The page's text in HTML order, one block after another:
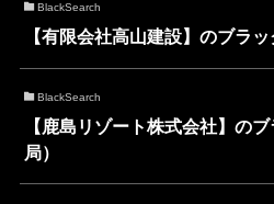
BlackSearch
【有限会社高山建設】のブラッ
BlackSearch
【鹿島リゾート株式会社】の
局）